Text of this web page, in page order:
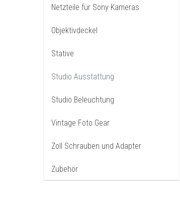
Netzteile für Sony Kameras
Objektivdeckel
Stative
Studio Ausstattung
Studio Beleuchtung
Vintage Foto Gear
Zoll Schrauben und Adapter
Zubehör